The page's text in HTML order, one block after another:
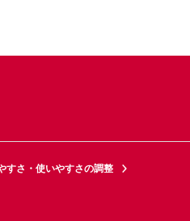
すさ・使いやすさの調整